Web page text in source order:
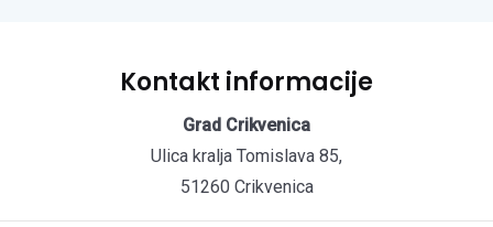
Kontakt informacije
Grad Crikvenica
Ulica kralja Tomislava 85,
51260 Crikvenica